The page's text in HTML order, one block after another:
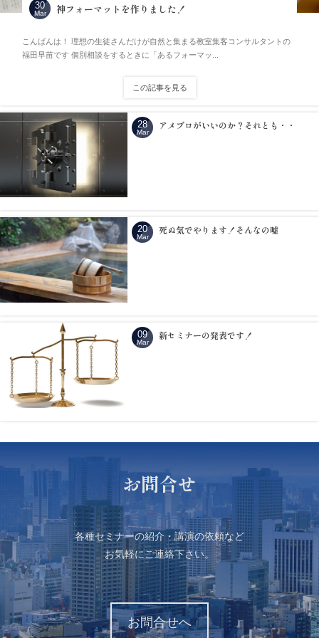
30
Mar 神フォーマットを作りました！
こんばんは！ 理想の生徒さんだけが自然と集まる教室集客コンサルタントの
福田早苗です 個別相談をするときに「あるフォーマッ...
この記事を見る
28
Mar
アメブロがいいのか？それとも・・
20
Mar
死ぬ気でやります！そんなの嘘
09
Mar
新セミナーの発表です！
お問合せ
各種セミナーの紹介・講演の依頼など
お気軽にご連絡下さい。
お問合せへ